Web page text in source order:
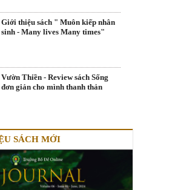
Giới thiệu sách " Muôn kiếp nhân
sinh - Many lives Many times"
Vườn Thiền - Review sách Sống
đơn giản cho mình thanh thản
SÁCH MỚI